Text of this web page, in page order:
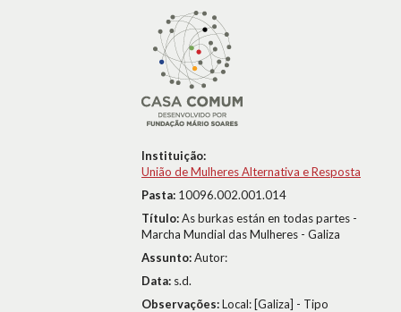
Instituição:
União de Mulheres Alternativa e Resposta
Pasta: 10096.002.001.014
Título:As burkas están en todas partes -
Marcha Mundial das Mulheres - Galiza
Assunto:Autor:
Data: s.d.
Observações:Local: [Galiza] - Tipo